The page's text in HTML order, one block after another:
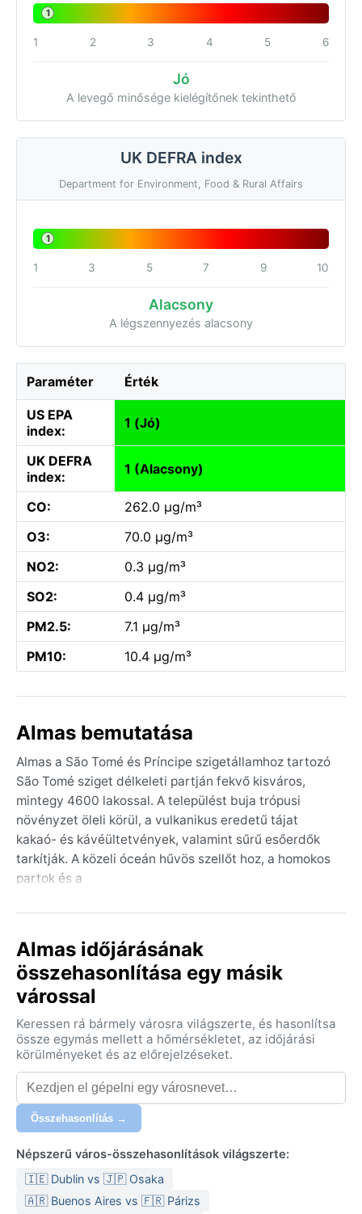
1
1 2 3 4 5 6
Jó
A levegő minősége kielégítőnek tekinthető
UK DEFRA index
Department for Environment, Food & Rural Affairs
1
1 3 5 7 9 10
Alacsony
A légszennyezés alacsony
Paraméter Érték
US EPA
index:
1 (Jó)
UK DEFRA
index:
1 (Alacsony)
CO:
262.0 µg/m³
O3:
70.0 µg/m³
NO2:
0.3 µg/m³
SO2:
0.4 µg/m³
PM2.5:
7.1 µg/m³
PM10:
10.4 µg/m³
Almas bemutatása
Almas a São Tomé és Príncipe szigetállamhoz tartozó
São Tomé sziget délkeleti partján fekvő kisváros,
mintegy 4600 lakossal. A települést buja trópusi
növényzet öleli körül, a vulkanikus eredetű tájat
kakaó- és kávéültetvények, valamint sűrű esőerdők
tarkítják. A közeli óceán hűvös szellőt hoz, a homokos
partok és a
Almas időjárásának
összehasonlítása egy másik
várossal
Keressen rá bármely városra világszerte, és hasonlítsa
össze egymás mellett a hőmérsékletet, az időjárási
körülményeket és az előrejelzéseket.
Összehasonlítás →
Népszerű város-összehasonlítások világszerte:
🇮🇪 Dublin vs 🇯🇵 Osaka
🇦🇷 Buenos Aires vs 🇫🇷 Párizs